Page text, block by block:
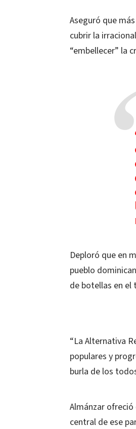
Aseguró que
cubrir la
“embellecer” la
Deploró que en
pueblo
de botellas en el
“La Alternativa
populares y
burla de los
Almánzar
central de ese